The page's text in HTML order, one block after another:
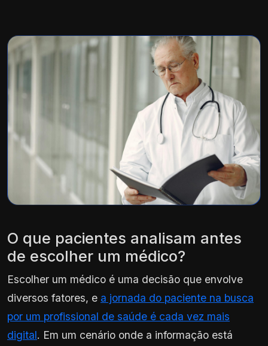
O que pacientes analisam antes
de escolher um médico?
Escolher um médico é uma decisão que envolve
diversos fatores, e a jornada do paciente na busca
por um profissional de saúde é cada vez mais
digital. Em um cenário onde a informação está